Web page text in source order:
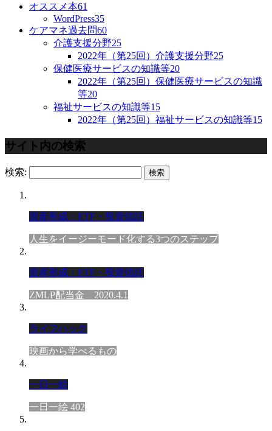
オススメ本61
WordPress35
ケアマネ過去問60
介護支援分野25
2022年（第25回）介護支援分野25
保健医療サービスの知識等20
2022年（第25回）保健医療サービスの知識
等20
福祉サービスの知識等15
2022年（第25回）福祉サービスの知識等15
サイト内の検索
検索:
資産形成：ETF・投資信託
人生をイージーモード化する3つのステップ
資産形成：ETF・投資信託
ZMLP配当金 2020.4.1
ライフハック
映画から学べるもの
一日一絵
一日一絵 402